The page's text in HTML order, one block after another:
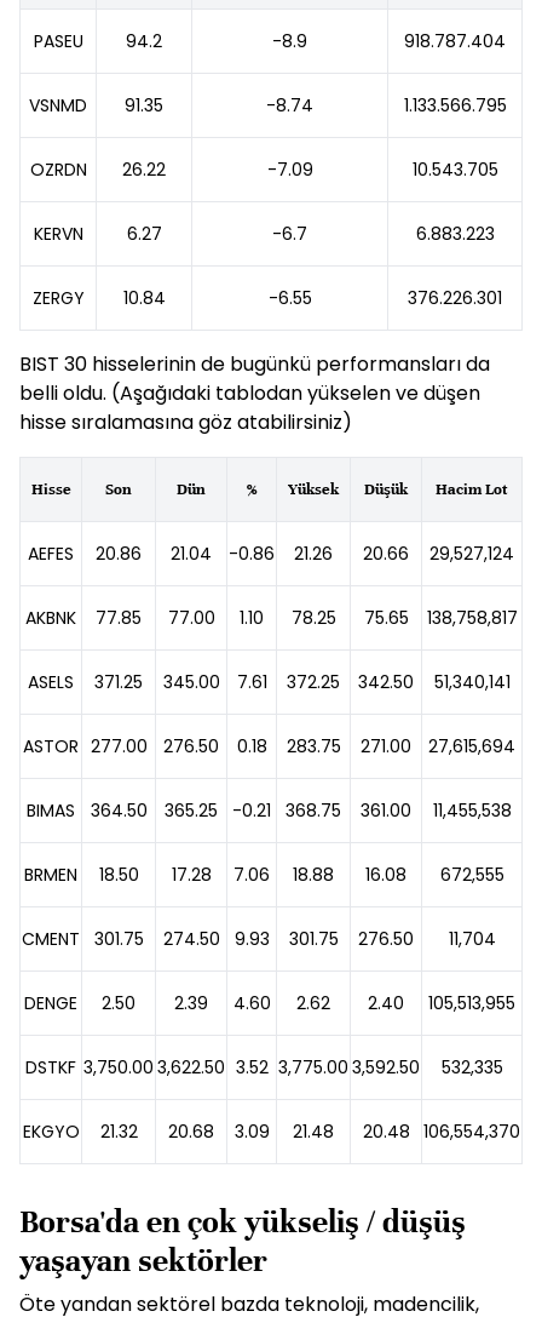
PASEU 94.2 -8.9 918.787.404
VSNMD 91.35 -8.74 1.133.566.795
OZRDN 26.22 -7.09 10.543.705
KERVN 6.27 -6.7 6.883.223
ZERGY 10.84 -6.55 376.226.301
BIST 30 hisselerinin de bugünkü performansları da
belli oldu. (Aşağıdaki tablodan yükselen ve düşen
hisse sıralamasına göz atabilirsiniz)
Hisse Son Dün % Yüksek Düşük Hacim Lot
AEFES 20.86 21.04 -0.86 21.26 20.66 29,527,124
AKBNK 77.85 77.00 1.10 78.25 75.65 138,758,817
ASELS 371.25 345.00 7.61 372.25 342.50 51,340,141
ASTOR 277.00 276.50 0.18 283.75 271.00 27,615,694
BIMAS 364.50 365.25 -0.21 368.75 361.00 11,455,538
BRMEN 18.50 17.28 7.06 18.88 16.08 672,555
CMENT 301.75 274.50 9.93 301.75 276.50 11,704
DENGE 2.50 2.39 4.60 2.62 2.40 105,513,955
DSTKF 3,750.00 3,622.50 3.52 3,775.00 3,592.50 532,335
EKGYO 21.32 20.68 3.09 21.48 20.48 106,554,370
Borsa'da en çok yükseliş / düşüş
yaşayan sektörler
Öte yandan sektörel bazda teknoloji, madencilik,